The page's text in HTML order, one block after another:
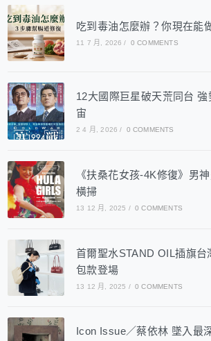
吃到毒油怎麼辦？你現在能
11 7 月, 2026 / 0 COMMENTS
12大國際巨星破天荒同台
宙
2 4 月, 2026 / 0 COMMENTS
《扶桑花女孩-4K修復》男
橫掃
13 12 月, 2025 / 0 COMMENTS
首爾聖水STAND OIL插旗台
包款登場
13 12 月, 2025 / 0 COMMENTS
Icon Issue／蔡依林 墜入最